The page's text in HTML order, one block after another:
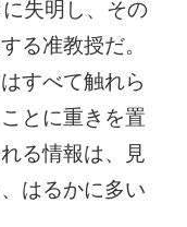
失明し、その
る准教授だ。
すべて触れら
とに重きを置
る情報は、見
はるかに多い